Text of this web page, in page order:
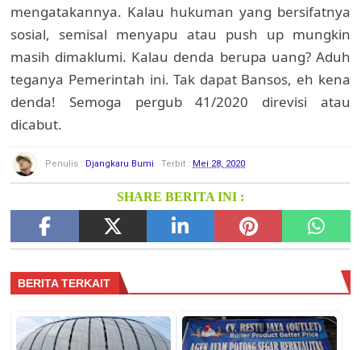
mengatakannya. Kalau hukuman yang bersifatnya
sosial, semisal menyapu atau push up mungkin
masih dimaklumi. Kalau denda berupa uang? Aduh
teganya Pemerintah ini. Tak dapat Bansos, eh kena
denda! Semoga pergub 41/2020 direvisi atau
dicabut.
Penulis : Djangkaru Bumi Terbit : Mei 28, 2020
SHARE BERITA INI :
BERITA TERKAIT